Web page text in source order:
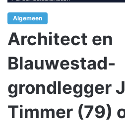
Algemeen
Architect en
Blauwestad-
grondlegger
Timmer (79)